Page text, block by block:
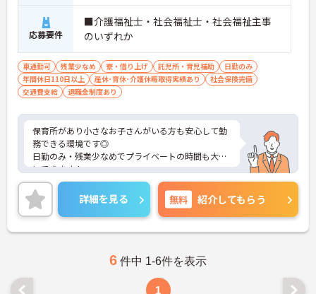
応募要件
■介護福祉士・社会福祉士・社会福祉主事
のいずれか
車通勤可 残業少なめ 寮・借り上げ 託児所・育児補助
日勤のみ
年間休日110日以上
産休･育休･介護休暇取得実績あり
社会保険完備
交通費支給
退職金制度あり
保育所があり小さなお子さんがいる方も安心して勤
務できる環境です◎
日勤のみ・残業少なめでプライベートの時間も大切
にできます！
ご興味ある方には、面接対策ポイントなど、さらに
詳細をお話しいたしますのでお気軽にご相談くださ
い！
詳細を見る 無料 紹介してもらう
6 件中 1-6件を表示
1